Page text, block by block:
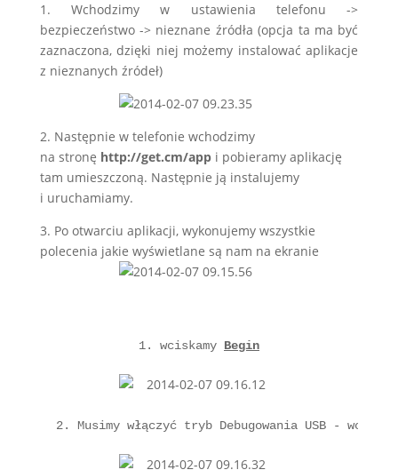
1. Wchodzimy w ustawienia telefonu ->
bezpieczeństwo -> nieznane źródła (opcja ta ma być
zaznaczona, dzięki niej możemy instalować aplikacje
z nieznanych źródeł)
2. Następnie w telefonie wchodzimy
na stronę http://get.cm/appi pobieramy aplikację
tam umieszczoną. Następnie ją instalujemy
i uruchamiamy.
3. Po otwarciu aplikacji, wykonujemy wszystkie
polecenia jakie wyświetlane są nam na ekranie
1. wciskamy Begin
2. Musimy włączyć tryb Debugowania USB -